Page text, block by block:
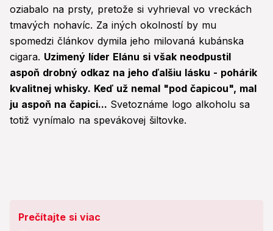
oziabalo na prsty, pretože si vyhrieval vo vreckách
tmavých nohavíc. Za iných okolností by mu
spomedzi článkov dymila jeho milovaná kubánska
cigara. Uzimený líder Elánu si však neodpustil
aspoň drobný odkaz na jeho ďalšiu lásku - pohárik
kvalitnej whisky. Keď už nemal "pod čapicou", mal
ju aspoň na čapici... Svetoznáme logo alkoholu sa
totiž vynímalo na spevákovej šiltovke.
Prečítajte si viac